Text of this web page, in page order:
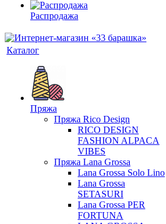
Распродажа
Каталог
Пряжа
Пряжа Rico Design
RICO DESIGN
FASHION ALPACA
VIBES
Пряжа Lana Grossa
Lana Grossa Solo Lino
Lana Grossa
SETASURI
Lana Grossa PER
FORTUNA